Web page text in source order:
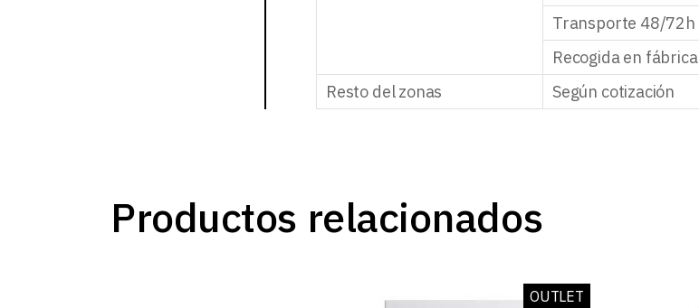
Transporte 48/72h
Recogida en fábrica
Resto del zonas
Según cotización
Productos relacionados
OUTLET